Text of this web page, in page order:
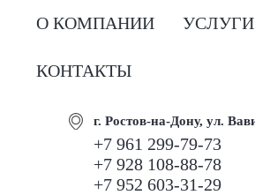
О КОМПАНИИ УСЛУГИ
КОНТАКТЫ
г. Ростов-на-Дону, ул.
+7 961 299-79-73
+7 928 108-88-78
+7 952 603-31-29